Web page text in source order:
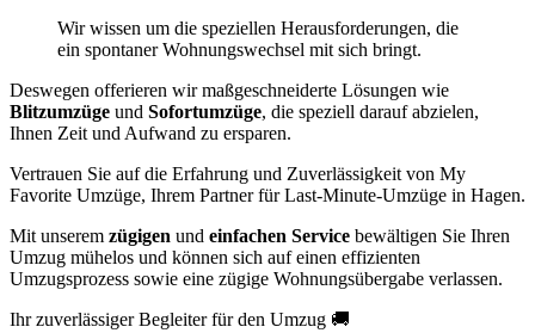
Wir wissen um die speziellen Herausforderungen, die
ein spontaner Wohnungswechsel mit sich bringt.
Deswegen offerieren wir maßgeschneiderte Lösungen wie
Blitzumzüge und Sofortumzüge, die speziell darauf abzielen,
Ihnen Zeit und Aufwand zu ersparen.
Vertrauen Sie auf die Erfahrung und Zuverlässigkeit von My
Favorite Umzüge, Ihrem Partner für Last-Minute-Umzüge in Hagen.
Mit unserem zügigen und einfachen Service bewältigen Sie Ihren
Umzug mühelos und können sich auf einen effizienten
Umzugsprozess sowie eine zügige Wohnungsübergabe verlassen.
Ihr zuverlässiger Begleiter für den Umzug 🚚